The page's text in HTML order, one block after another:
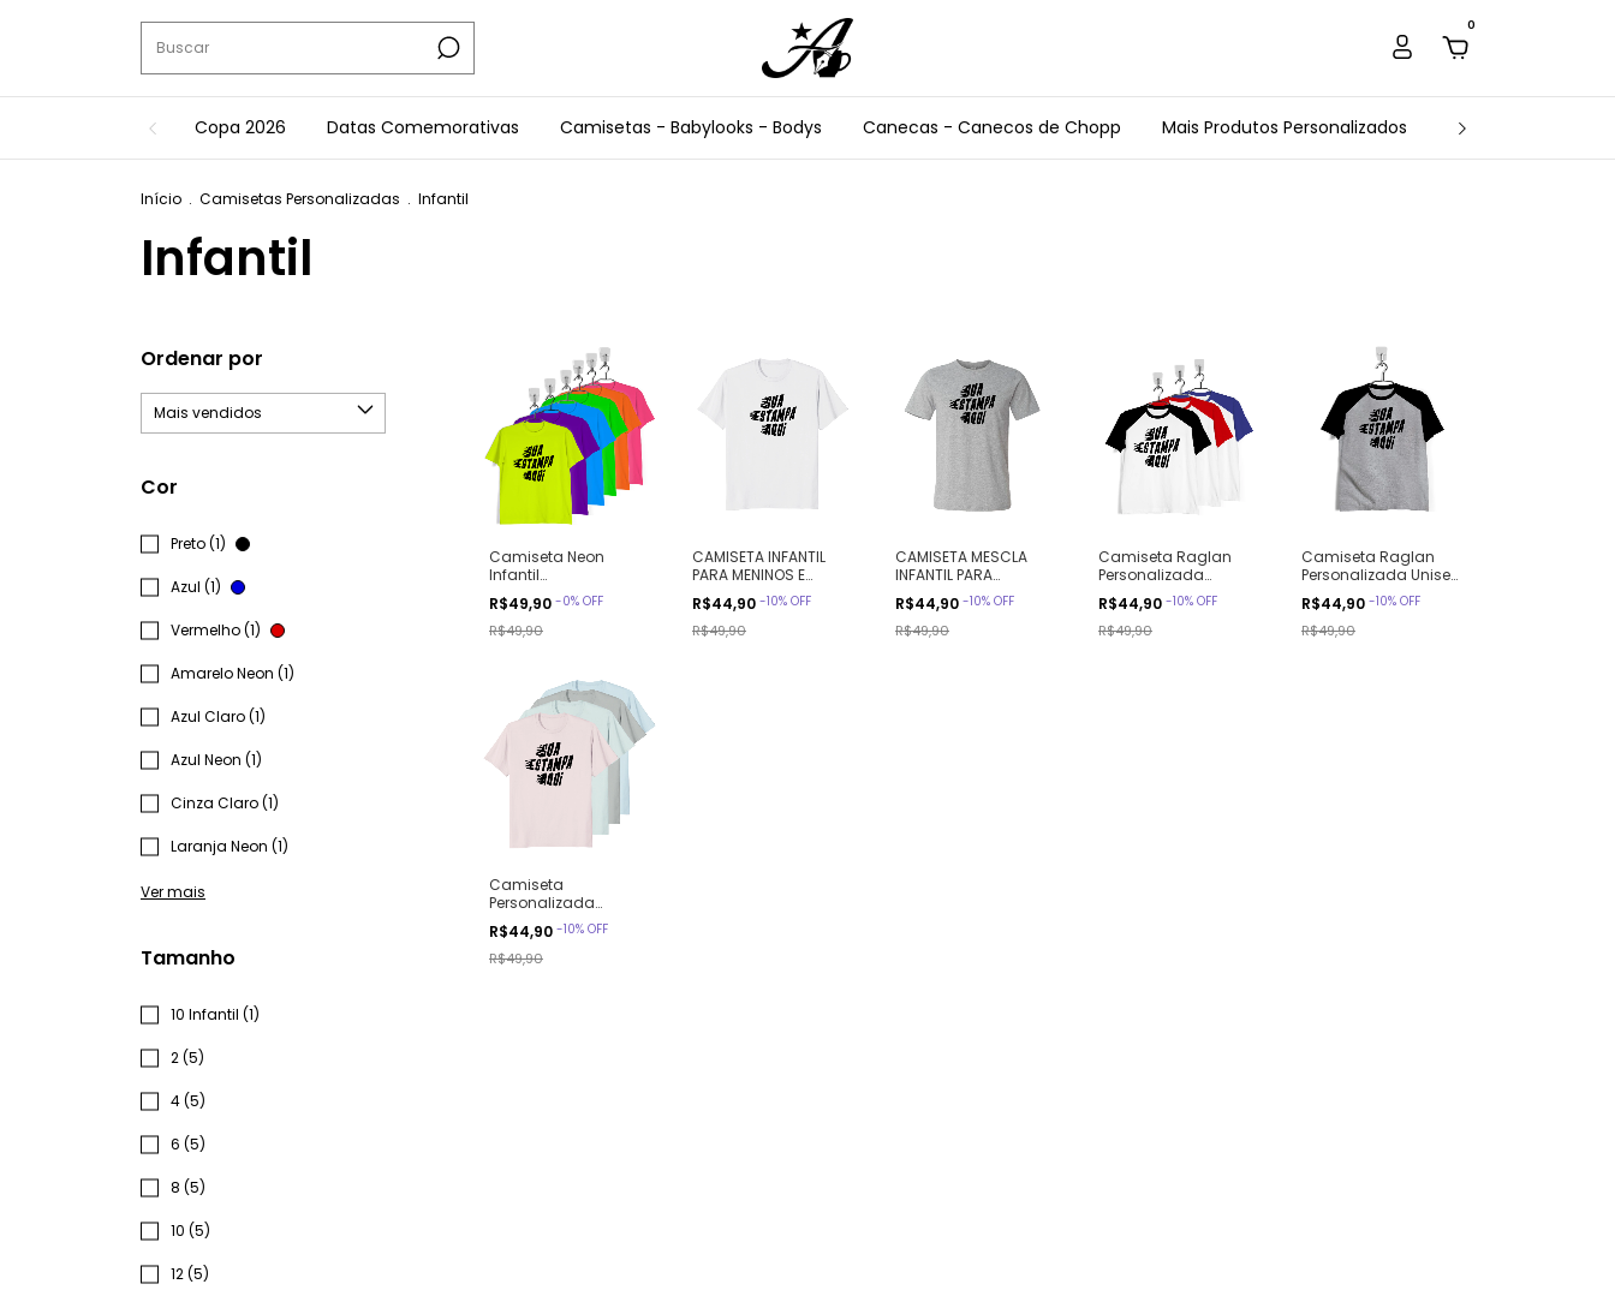
0
Copa 2026 Datas Comemorativas Camisetas - Babylooks - Bodys Canecas - Canecos de Chopp Mais Produtos Personalizados Estamparia Arte e
Início . Camisetas Personalizadas . Infantil
Infantil
Ordenar por
Cor
Preto (1)
Azul (1)
Vermelho (1)
Amarelo Neon (1)
Azul Claro (1)
Azul Neon (1)
Cinza Claro (1)
Laranja Neon (1)
Ver mais
Tamanho
10 Infantil (1)
2 (5)
4 (5)
6 (5)
8 (5)
10 (5)
12 (5)
Camiseta Neon
Infantil
Personalizada,
Diversas Cores,
Unisex
R$49,90 -0% OFF
R$49,90
CAMISETA INFANTIL
PARA MENINOS E
MENINAS SUA ESTAMPA
AQUI Ref 810108
R$44,90 -10% OFF
R$49,90
CAMISETA MESCLA
INFANTIL PARA
MENINOS E MENINAS
SUA ESTAMPA AQUI Ref
830270
R$44,90 -10% OFF
R$49,90
Camiseta Raglan
Personalizada
Infantil, Diversas
Cores
R$44,90 -10% OFF
R$49,90
Camiseta Raglan
Personalizada Unisex
Infantil
R$44,90 -10% OFF
R$49,90
Camiseta
Personalizada
Infantil, Cores Claras
R$44,90 -10% OFF
R$49,90